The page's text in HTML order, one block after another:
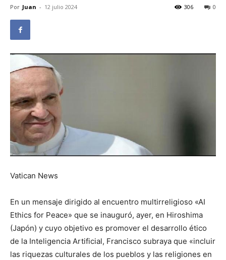
Por Juan - 12 julio 2024 0
306
Vatican News
En un mensaje dirigido al encuentro multirreligioso «AI
Ethics for Peace» que se inauguró, ayer, en Hiroshima
(Japón) y cuyo objetivo es promover el desarrollo ético
de la Inteligencia Artificial, Francisco subraya que «incluir
las riquezas culturales de los pueblos y las religiones en